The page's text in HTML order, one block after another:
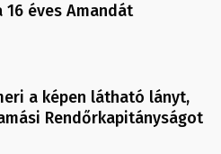
16 éves Amandát
a képen látható lányt,
Rendőrkapitányságot